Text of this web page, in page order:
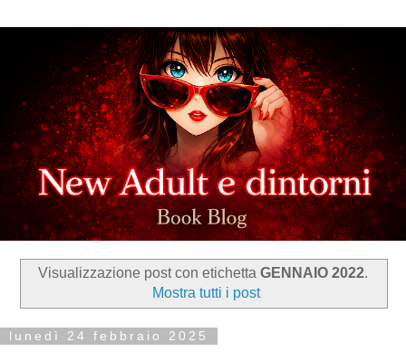
Visualizzazione post con etichetta GENNAIO 2022.
Mostra tutti i post
lunedì 24 febbraio 2025